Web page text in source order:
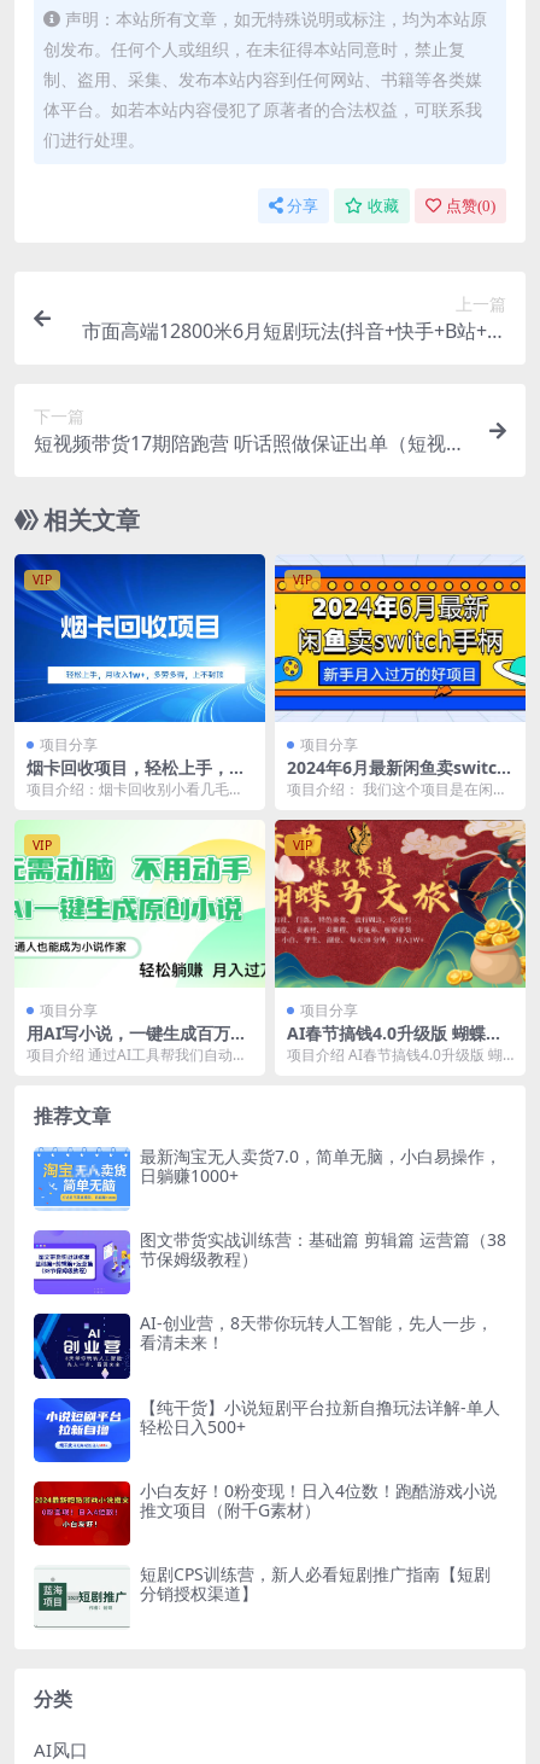
声明：本站所有文章，如无特殊说明或标注，均为本站原
创发布。任何个人或组织，在未征得本站同意时，禁止复
制、盗用、采集、发布本站内容到任何网站、书籍等各类媒
体平台。如若本站内容侵犯了原著者的合法权益，可联系我
们进行处理。
分享 收藏 点赞(0)
上一篇
市面高端12800米6月短剧玩法(抖音+快手+B站+视
下一篇
短视频带货17期陪跑营 听话照做保证出单（短视频
相关文章
VIP
项目分享
烟卡回收项目，轻松上手，月
收入1w+,多劳多得，上不封顶
项目介绍：烟卡回收别小看几毛一
门行业，在小县城基本...
VIP
项目分享
2024年6月最新闲鱼卖switch
游戏手柄，新手月入过万的第
项目介绍： 我们这个项目是在闲鱼
么是闲鱼。闲鱼是阿...
VIP
项目分享
用AI写小说，一键生成百万
字，躺着也能赚，月入2w+
项目介绍 通过AI工具帮我们自动写
VIP
项目分享
AI春节搞钱4.0升级版 蝴蝶号
超火爆文旅赛道 AI一键制作
徒只带小白和宝妈！
项目介绍 AI春节搞钱4.0升级版 蝴
推荐文章
最新淘宝无人卖货7.0，简单无脑，小白易操作，
日躺赚1000+
图文带货实战训练营：基础篇 剪辑篇 运营篇（38
节保姆级教程）
AI-创业营，8天带你玩转人工智能，先人一步，
看清未来！
【纯干货】小说短剧平台拉新自撸玩法详解-单人
轻松日入500+
小白友好！0粉变现！日入4位数！跑酷游戏小说
推文项目（附千G素材）
短剧CPS训练营，新人必看短剧推广指南【短剧
分销授权渠道】
分类
AI风口